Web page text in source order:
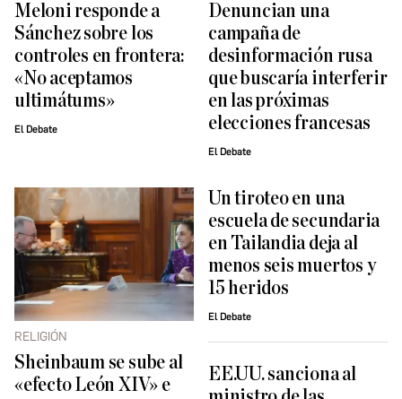
Meloni responde a
Sánchez sobre los
controles en frontera:
«No aceptamos
ultimátums»
El Debate
Denuncian una
campaña de
desinformación rusa
que buscaría interferir
en las próximas
elecciones francesas
El Debate
RELIGIÓN
Sheinbaum se sube al
«efecto León XIV» e
Un tiroteo en una
escuela de secundaria
en Tailandia deja al
menos seis muertos y
15 heridos
El Debate
EE.UU. sanciona al